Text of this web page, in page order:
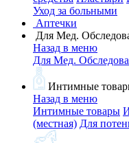
Уход за больными
Аптечки
Для Мед.
Назад в меню
Для Мед.
Интимные
Назад в меню
Интимные товары
(местная) Для